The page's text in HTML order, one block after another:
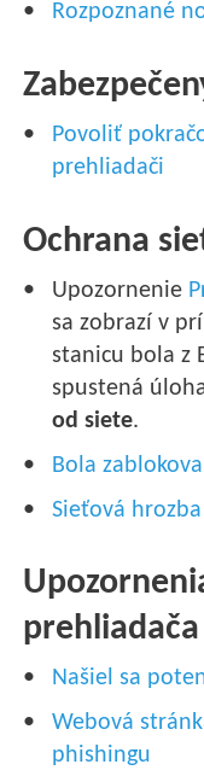
Rozpoznané
Povoliť
prehliadači
Ochrana
Upozornenie
sa zobrazí v
stanicu bola z
spustená
od siete.
Bola
Sieťová
prehliadača
Našiel sa
Webová
phishingu